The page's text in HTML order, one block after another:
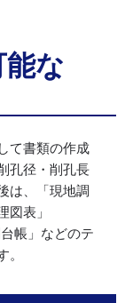
な
て書類の作成
孔径・削孔長
は、「現地調
図表」
帳」などのテ
。